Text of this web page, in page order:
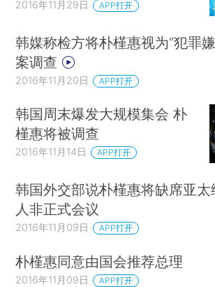
2016年11月29日 APP打开
韩媒称检方将朴槿惠视为“犯罪
案调查
2016年11月20日 APP打开
韩国周末爆发大规模集会 朴
槿惠将被调查
2016年11月14日 APP打开
韩国外交部说朴槿惠将缺席亚
人非正式会议
2016年11月09日 APP打开
朴槿惠同意由国会推荐总理
2016年11月09日 APP打开